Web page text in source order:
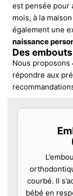
est pensée pour
mois, à la
également une
naissance
Des
Nous proposons
répondre aux
courbé. Il
bébé en